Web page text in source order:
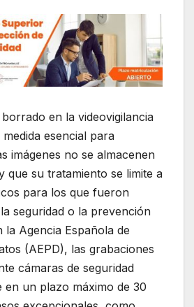
en la videovigilancia
esencial para
imágenes no se almacenen
que su tratamiento se limite a
para los que fueron
seguridad o la prevención
la Agencia Española de
(AEPD), las grabaciones
cámaras de seguridad
en un plazo máximo de 30